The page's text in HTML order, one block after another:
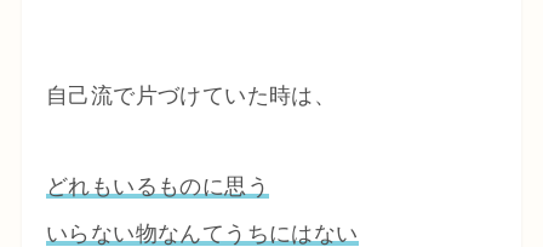
自己流で片づけていた時は、
どれもいるものに思う
いらない物なんてうちにはない